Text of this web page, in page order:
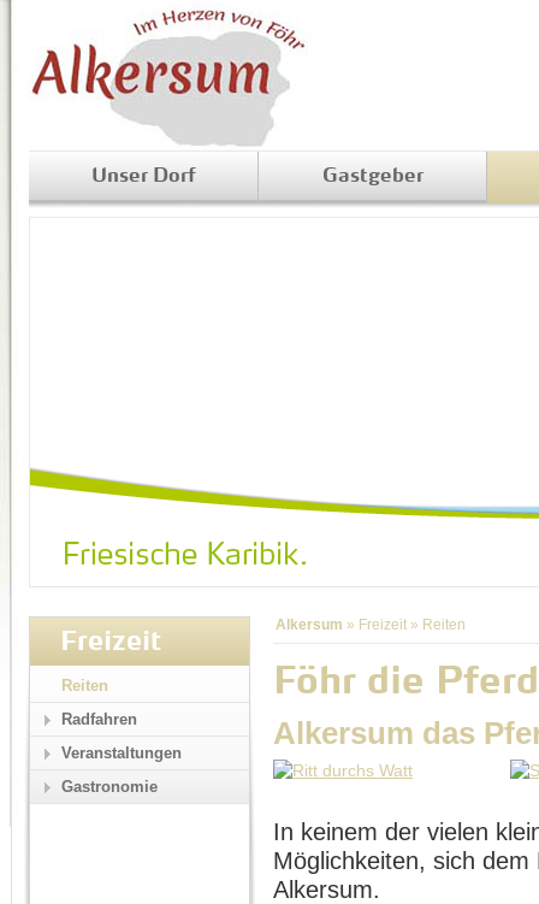
Unser Dorf Gastgeber
Alkersum » Freizeit » Reiten
Föhr die
Alkersum das
In keinem der vielen
Möglichkeiten, sich
Alkersum.
Freizeit
Reiten
Radfahren
Veranstaltungen
Gastronomie